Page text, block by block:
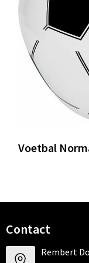
Voetbal
Contact
Rembert